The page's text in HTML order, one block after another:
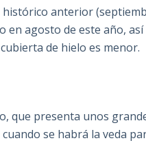
anterior
agosto de este año, así
de hielo es menor.
que presenta unos
se habrá la veda